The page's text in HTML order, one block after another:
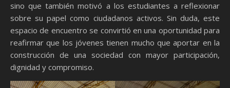
sino que también motivó a los estudiantes a reflexionar
sobre su papel como ciudadanos activos. Sin duda, este
espacio de encuentro se convirtió en una oportunidad para
reafirmar que los jóvenes tienen mucho que aportar en la
construcción de una sociedad con mayor participación,
dignidad y compromiso.